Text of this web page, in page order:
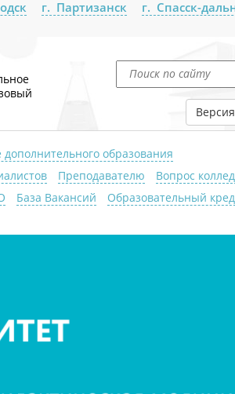
г. Партизанск
г. Спасск-
образования
Преподавателю Вопрос
База Вакансий
Образовательный